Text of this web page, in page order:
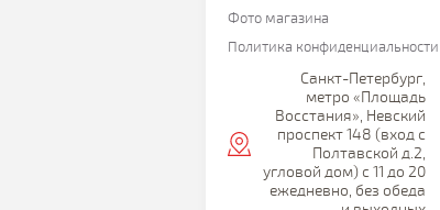
Фото магазина
Политика конфиденциальности
Санкт-Петербург,
метро «Площадь
Восстания», Невский
проспект 148 (вход с
Полтавской д.2,
угловой дом) с 11 до 20
ежедневно, без обеда